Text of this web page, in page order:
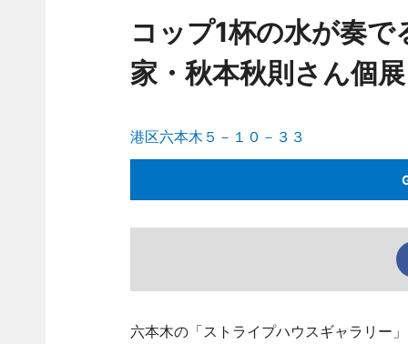
コップ1杯の水が奏
家・秋本秋則さん個展
港区六本木５－１０－３３
六本木の「ストライプハウスギャラリ